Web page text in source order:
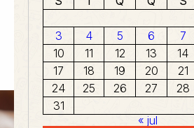
3
4 5 6 7
10
11 12 13 14
17
18 19 20 21
24
25 26 27 28
31
« jul